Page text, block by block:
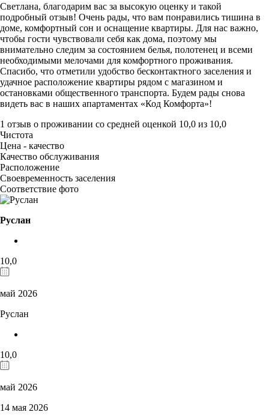
Светлана, благодарим вас за высокую оценку и такой
подробный отзыв! Очень рады, что вам понравились тишина в
доме, комфортный сон и оснащение квартиры. Для нас важно,
чтобы гости чувствовали себя как дома, поэтому мы
внимательно следим за состоянием белья, полотенец и всеми
необходимыми мелочами для комфортного проживания.
Спасибо, что отметили удобство бесконтактного заселения и
удачное расположение квартиры рядом с магазином и
остановками общественного транспорта. Будем рады снова
видеть вас в наших апартаментах «Код Комфорта»!
1 отзыв о проживании со средней оценкой 10,0 из 10,0
Чистота
Цена - качество
Качество обслуживания
Расположение
Своевременность заселения
Соответствие фото
Руслан
10,0
май 2026
Руслан
10,0
май 2026
14 мая 2026